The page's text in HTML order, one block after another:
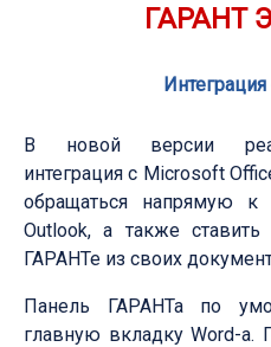
ГАРАНТ
В новой версии
интеграция с Microsoft
обращаться напрямую
Outlook, а также
ГАРАНТе из своих
Панель ГАРАНТа по
главную вкладку Word-